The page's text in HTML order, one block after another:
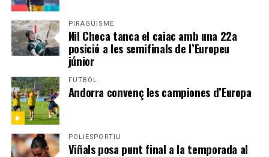
PIRAGÜISME
Nil Checa tanca el caiac amb una 22a
posició a les semifinals de l’Europeu
júnior
FUTBOL
Andorra convenç les campiones d’Europa
POLIESPORTIU
Viñals posa punt final a la temporada al